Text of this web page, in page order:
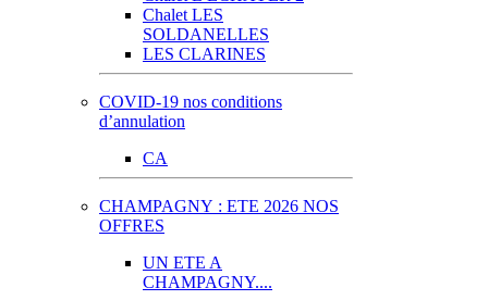
Chalet LES
SOLDANELLES
LES CLARINES
COVID-19 nos conditions
d’annulation
CA
CHAMPAGNY : ETE 2026 NOS
OFFRES
UN ETE A
CHAMPAGNY....